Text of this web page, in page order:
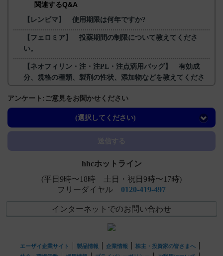
関連するQ&A
【レンビマ】 使用期限は何年ですか?
【フェロミア】 投薬期間の制限について教えてくださ
い。
【ネオフィリン・注・注PL・注点滴用バッグ】 有効成
分、規格の種類、製剤の性状、添加物などを教えてくださ
【ハイコバール】 投薬期間制限はありますか？
アンケート:ご意見をお聞かせください
(選択してください)
hhcホットライン
(平日9時〜18時 土日・祝日9時〜17時)
フリーダイヤル 0120-419-497
インターネットでのお問い合わせ
エーザイ企業サイト 製品情報 企業情報
株主・投資家の皆さまへ